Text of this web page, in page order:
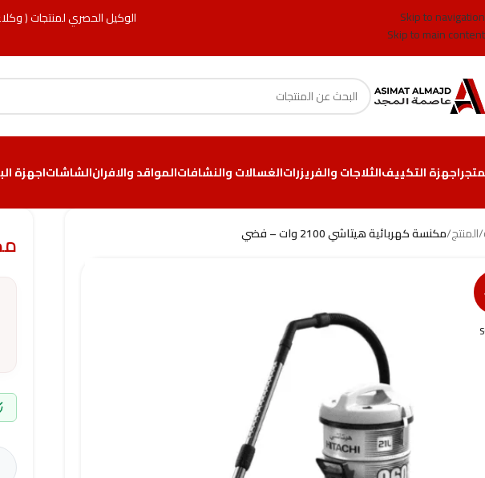
الوكيل الحصري لمنتجات (
Skip to navigation
Skip to main content
اجهزة التكييفالثلاجات والفريزراتالغسالات والنشافاتالمواقد والافرانالشاشاتاجهزة
/المنتج/مكنسة كهربائية هيتاشي 2100 وات – فضي